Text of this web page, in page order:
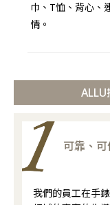
巾、T恤、背心、
情。
可靠、
我們的員工在手